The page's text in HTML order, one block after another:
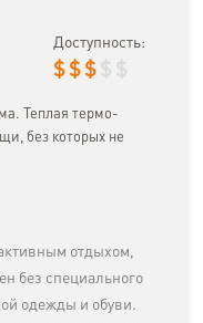
Доступность:
$ $ $ $ $
Теплая термо-
без которых не
отдыхом,
без специального
одежды и обуви.